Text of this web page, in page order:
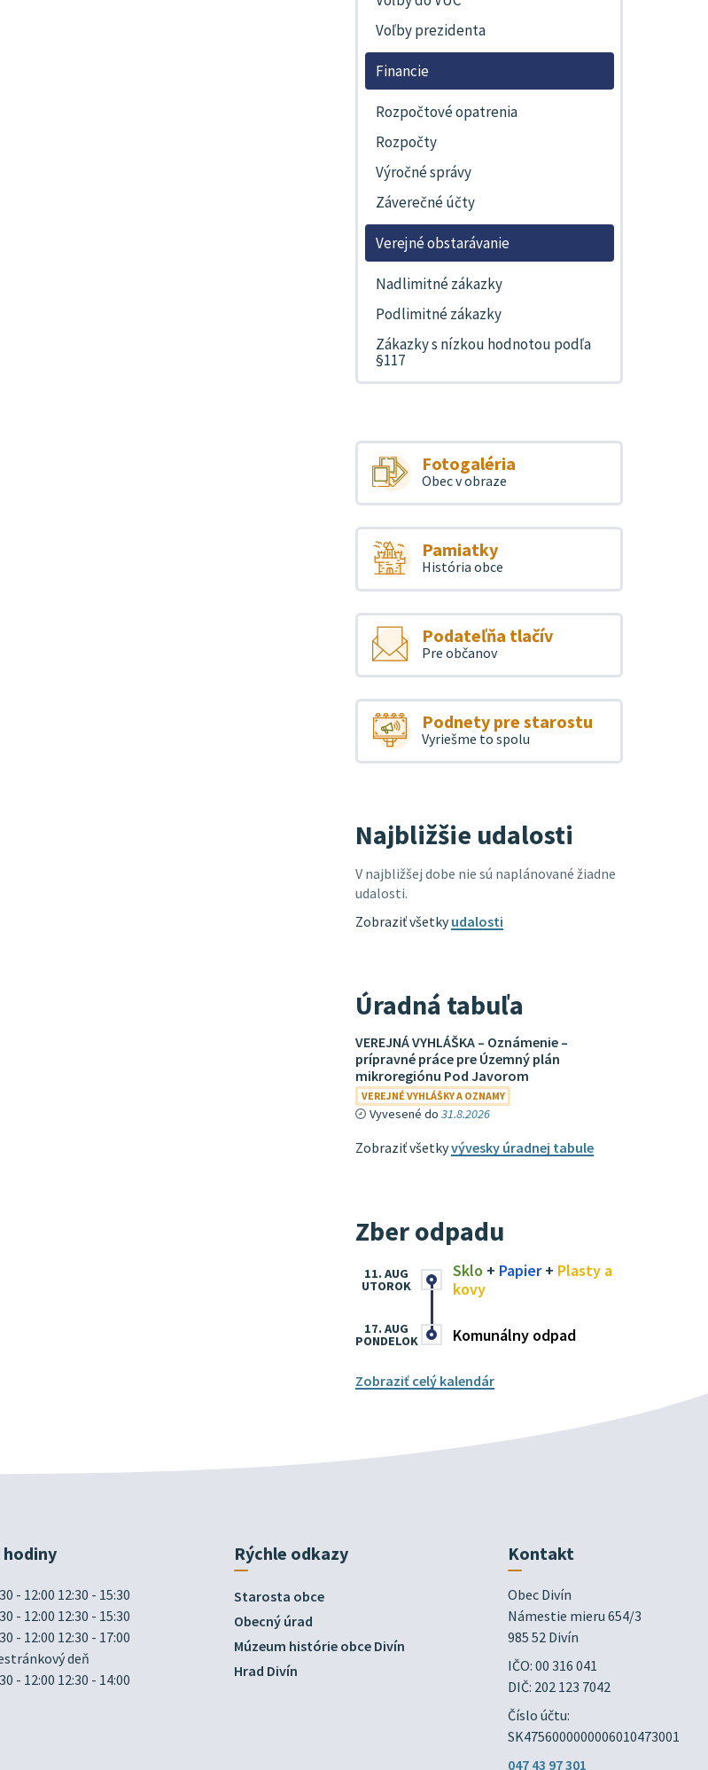
Voľby prezidenta
Financie
Rozpočtové opatrenia
Rozpočty
Výročné správy
Záverečné účty
Verejné obstarávanie
Nadlimitné zákazky
Podlimitné zákazky
Zákazky s nízkou hodnotou podľa
§117
Fotogaléria
Obec v obraze
Pamiatky
História obce
Podateľňa tlačív
Pre občanov
Podnety pre starostu
Vyriešme to spolu
Najbližšie udalosti
V najbližšej dobe nie sú naplánované žiadne
udalosti.
Zobraziť všetkyudalosti
Úradná tabuľa
VEREJNÁ VYHLÁŠKA – Oznámenie –
prípravné práce pre Územný plán
mikroregiónu Pod Javorom
VEREJNÉ VYHLÁŠKY A OZNAMY
Vyvesené do 31.8.2026
Zobraziť všetkyvývesky úradnej tabule
Zber odpadu
Sklo + Papier+ Plasty a
kovy
11. AUG
UTOROK
Komunálny odpad
17. AUG
PONDELOK
Zobraziť celý kalendár
hodiny
- 12:00 12:30 - 15:30
- 12:00 12:30 - 15:30
- 12:00 12:30 - 17:00
deň
- 12:00 12:30 - 14:00
Rýchle odkazy
Starosta obce
Obecný úrad
Múzeum histórie obce Divín
Hrad Divín
Kontakt
Obec Divín
Námestie mieru 654/3
985 52 Divín
IČO: 00 316 041
DIČ: 202 123 7042
Číslo účtu:
SK4756000000006010473001
047 43 97 301